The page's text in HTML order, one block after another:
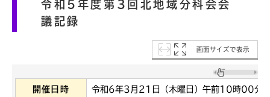
令和5年度第3回北地域分科会会
議記録
画面サイズで表示
開催日時 令和6年3月21日（木曜日）午前10時00分